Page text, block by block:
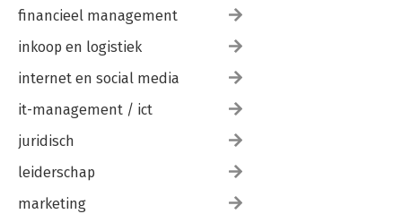
financieel management
inkoop en logistiek
internet en social media
it-management / ict
juridisch
leiderschap
marketing